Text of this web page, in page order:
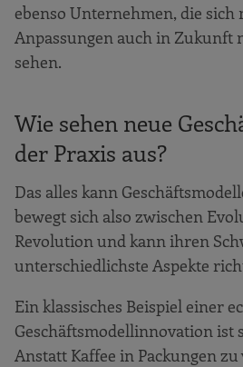
ebenso Unternehmen, die
Anpassungen auch in Zukunft
sehen.
Wie sehen neue
der Praxis aus?
Das alles kann
bewegt sich also zwischen
Revolution und kann ihren
unterschiedlichste Aspekte
Ein klassisches Beispiel einer
Geschäftsmodellinnovation ist
Anstatt Kaffee in Packungen